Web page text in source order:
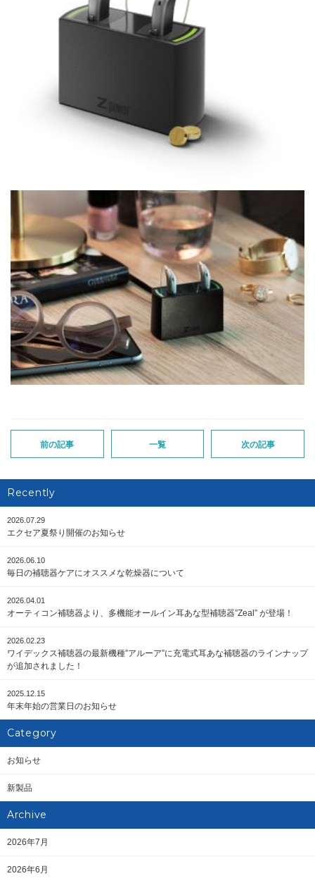
前の記事 一覧 次の記事
Recently
2026.07.29
エクセア夏祭り開催のお知らせ
2026.06.10
毎日の補聴器ケアにオススメな乾燥器について
2026.04.01
オーティコン補聴器より、多機能オールイン耳あな型補聴器”Zeal” が登場！
2026.02.23
ワイデックス補聴器の最新機種”アルーア”に充電式耳あな補聴器のラインナップ
が追加されました！
2025.12.15
年末年始の営業日のお知らせ
Category
お知らせ
新製品
Archive
2026年7月
2026年6月